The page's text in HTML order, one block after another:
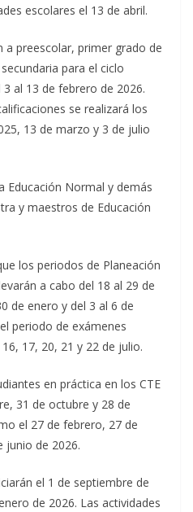
escolares el 13 de abril.
a preescolar, primer grado de
para el ciclo
al 13 de febrero de 2026.
se realizará los
13 de marzo y 3 de julio
Educación Normal y demás
y maestros de Educación
los periodos de Planeación
a cabo del 18 al 29 de
de enero y del 3 al 6 de
periodo de exámenes
17, 20, 21 y 22 de julio.
en práctica en los CTE
31 de octubre y 28 de
el 27 de febrero, 27 de
junio de 2026.
el 1 de septiembre de
de 2026. Las actividades